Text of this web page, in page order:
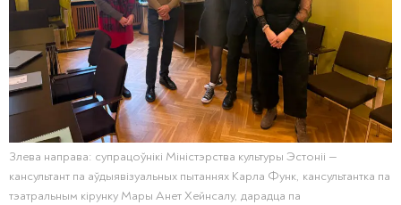
Злева направа: супрацоўнікі Міністэрства культуры Эстоніі —
кансультант па аўдыявізуальных пытаннях Карла Функ, кансультантка па
тэатральным кірунку Мары Анет Хейнсалу, дарадца па